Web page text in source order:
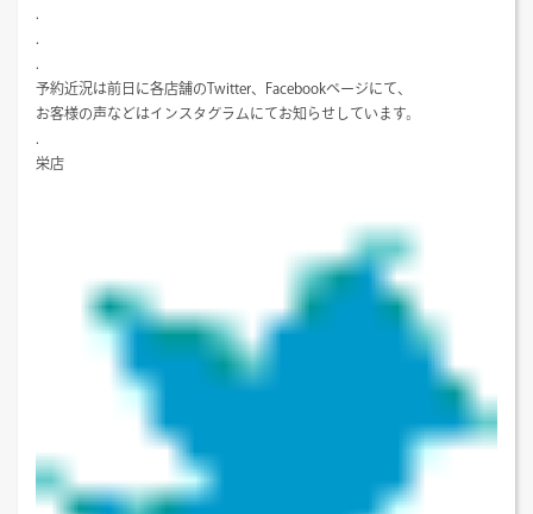
予約近況は前日に各店舗のTwitter、Facebookページにて、
お客様の声などはインスタグラムにてお知らせしています。
栄店